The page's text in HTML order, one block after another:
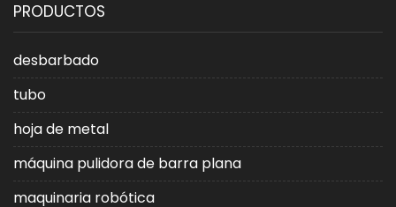
PRODUCTOS
desbarbado
tubo
hoja de metal
máquina pulidora de barra plana
maquinaria robótica